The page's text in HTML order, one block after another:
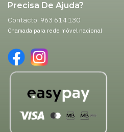
Precisa De Ajuda?
Contacto: 963 614 130
Chamada para rede móvel nacional